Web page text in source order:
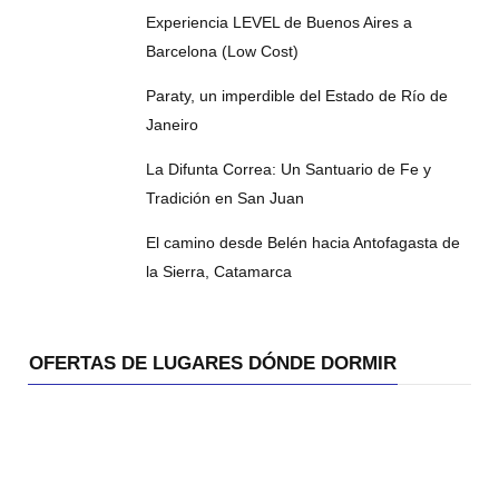
Experiencia LEVEL de Buenos Aires a
Barcelona (Low Cost)
Paraty, un imperdible del Estado de Río de
Janeiro
La Difunta Correa: Un Santuario de Fe y
Tradición en San Juan
El camino desde Belén hacia Antofagasta de
la Sierra, Catamarca
OFERTAS DE LUGARES DÓNDE DORMIR